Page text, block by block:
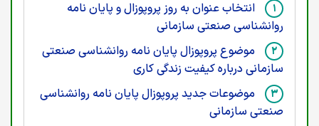
انتخاب عنوان به روز پروپوزال و پایان نامه
روانشناسی صنعتی سازمانی
موضوع پروپوزال پایان نامه روانشناسی صنعتی
سازمانی درباره کیفیت زندگی کاری
موضوعات جدید پروپوزال پایان نامه روانشناسی
صنعتی سازمانی